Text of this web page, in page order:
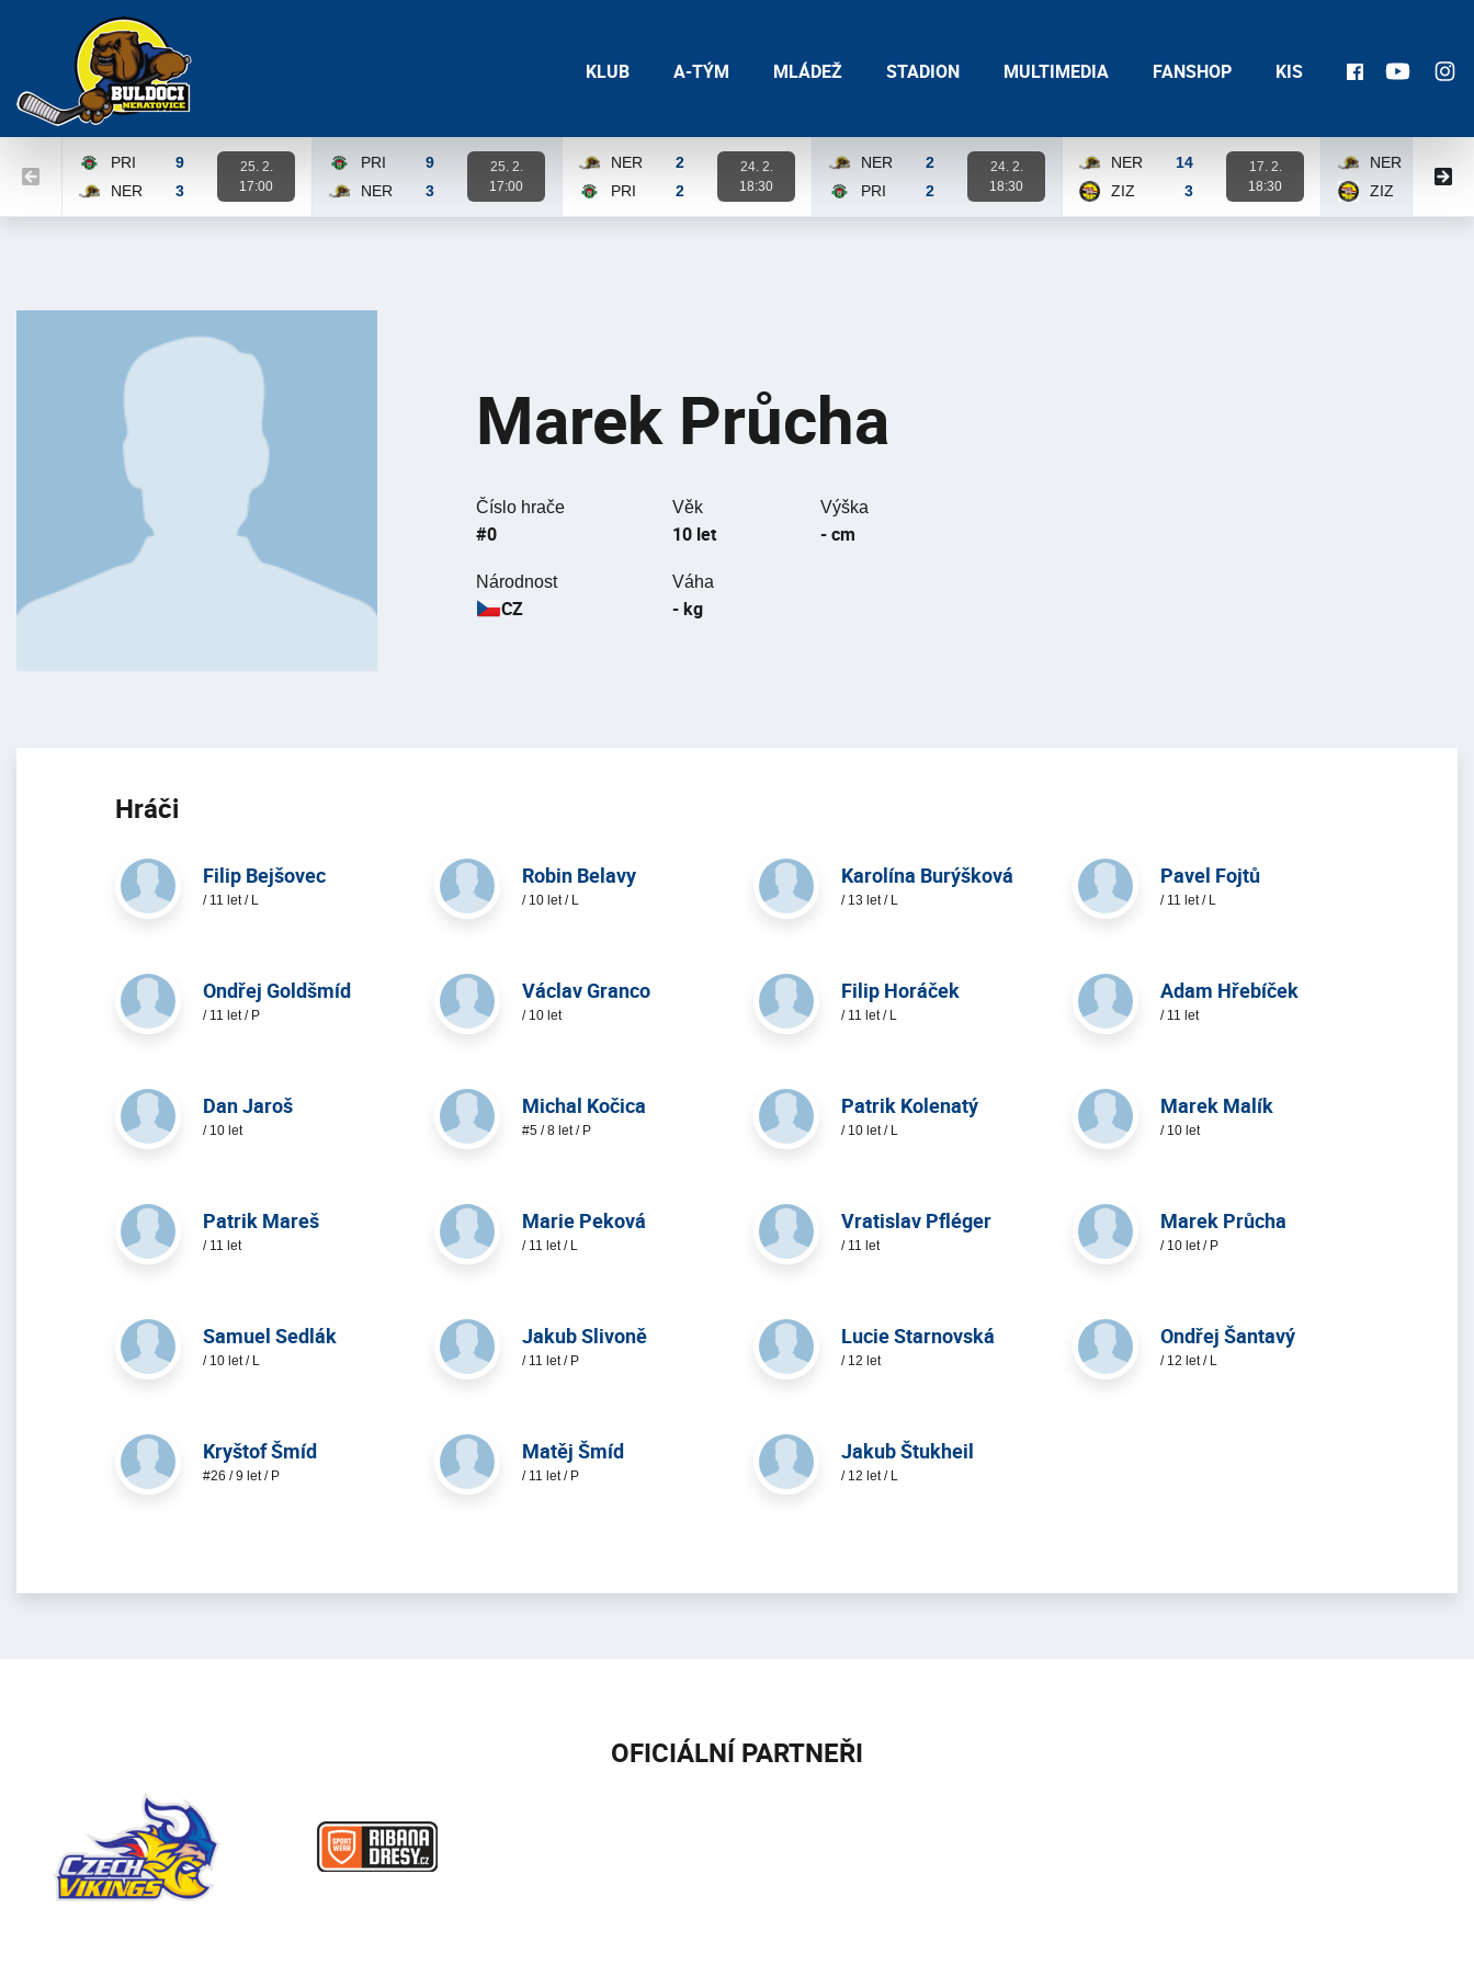
KLUB A-TÝM MLÁDEŽ STADION MULTIMEDIA FANSHOP KIS
PRI
9
NER
3
25. 2.
17:00
PRI
9
NER
3
25. 2.
17:00
NER
2
PRI
2
24. 2.
18:30
NER
2
PRI
2
24. 2.
18:30
NER
14
ZIZ
3
17. 2.
18:30
NER
ZIZ
3
Marek Průcha
Číslo hrače
#0
Věk
10 let
Výška
- cm
Národnost
CZ
Váha
- kg
Hráči
Filip Bejšovec
/ 11 let / L
Robin Belavy
/ 10 let / L
Karolína Burýšková
/ 13 let / L
Pavel Fojtů
/ 11 let / L
Ondřej Goldšmíd
/ 11 let / P
Václav Granco
/ 10 let
Filip Horáček
/ 11 let / L
Adam Hřebíček
/ 11 let
Dan Jaroš
/ 10 let
Michal Kočica
#5 / 8 let / P
Patrik Kolenatý
/ 10 let / L
Marek Malík
/ 10 let
Patrik Mareš
/ 11 let
Marie Peková
/ 11 let / L
Vratislav Pfléger
/ 11 let
Marek Průcha
/ 10 let / P
Samuel Sedlák
/ 10 let / L
Jakub Slivoně
/ 11 let / P
Lucie Starnovská
/ 12 let
Ondřej Šantavý
/ 12 let / L
Kryštof Šmíd
#26 / 9 let / P
Matěj Šmíd
/ 11 let / P
Jakub Štukheil
/ 12 let / L
OFICIÁLNÍ PARTNEŘI